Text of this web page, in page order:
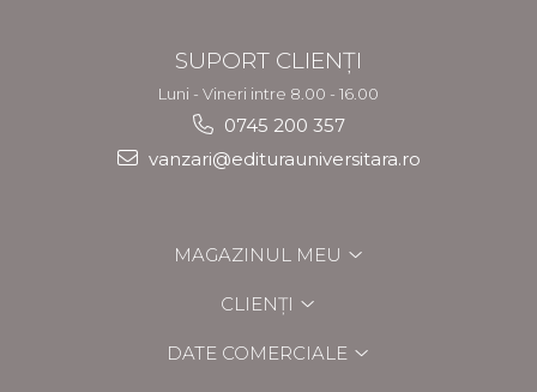
SUPORT CLIENȚI
Luni - Vineri intre 8.00 - 16.00
0745 200 357
vanzari@editurauniversitara.ro
MAGAZINUL MEU
CLIENȚI
DATE COMERCIALE